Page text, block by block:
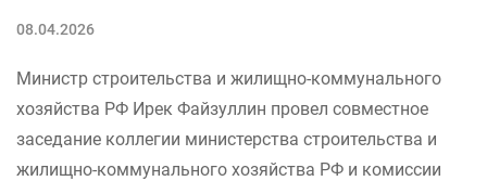
08.04.2026
Министр строительства и жилищно-коммунального
хозяйства РФ Ирек Файзуллин провел совместное
заседание коллегии министерства строительства и
жилищно-коммунального хозяйства РФ и комиссии